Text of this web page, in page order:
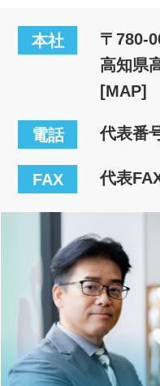
本社
〒780-
高知県
[MAP]
電話 代表番
FAX 代表